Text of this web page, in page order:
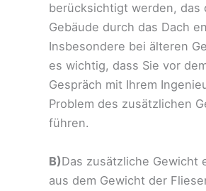
berücksichtigt werden, das
Gebäude durch das Dach
Insbesondere bei älteren
es wichtig, dass Sie vor
Gespräch mit Ihrem
Problem des zusätzlichen
führen.
B)Das zusätzliche Gewicht
aus dem Gewicht der